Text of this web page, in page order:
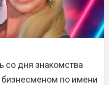
со дня знакомства
бизнесменом по имени